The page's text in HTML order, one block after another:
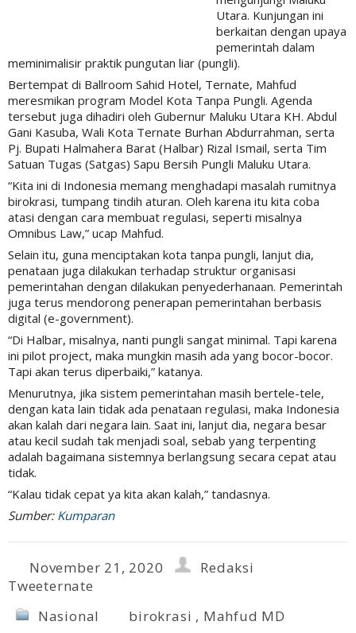
Utara. Kunjungan ini
berkaitan dengan upaya
pemerintah dalam
meminimalisir praktik pungutan liar (pungli).
Bertempat di Ballroom Sahid Hotel, Ternate, Mahfud
meresmikan program Model Kota Tanpa Pungli. Agenda
tersebut juga dihadiri oleh Gubernur Maluku Utara KH. Abdul
Gani Kasuba, Wali Kota Ternate Burhan Abdurrahman, serta
Pj. Bupati Halmahera Barat (Halbar) Rizal Ismail, serta Tim
Satuan Tugas (Satgas) Sapu Bersih Pungli Maluku Utara.
“Kita ini di Indonesia memang menghadapi masalah rumitnya
birokrasi, tumpang tindih aturan. Oleh karena itu kita coba
atasi dengan cara membuat regulasi, seperti misalnya
Omnibus Law,” ucap Mahfud.
Selain itu, guna menciptakan kota tanpa pungli, lanjut dia,
penataan juga dilakukan terhadap struktur organisasi
pemerintahan dengan dilakukan penyederhanaan. Pemerintah
juga terus mendorong penerapan pemerintahan berbasis
digital (e-government).
“Di Halbar, misalnya, nanti pungli sangat minimal. Tapi karena
ini pilot project, maka mungkin masih ada yang bocor-bocor.
Tapi akan terus diperbaiki,” katanya.
Menurutnya, jika sistem pemerintahan masih bertele-tele,
dengan kata lain tidak ada penataan regulasi, maka Indonesia
akan kalah dari negara lain. Saat ini, lanjut dia, negara besar
atau kecil sudah tak menjadi soal, sebab yang terpenting
adalah bagaimana sistemnya berlangsung secara cepat atau
tidak.
“Kalau tidak cepat ya kita akan kalah,” tandasnya.
Sumber: Kumparan
November 21, 2020
Redaksi
Tweeternate
Nasional
birokrasi , Mahfud MD